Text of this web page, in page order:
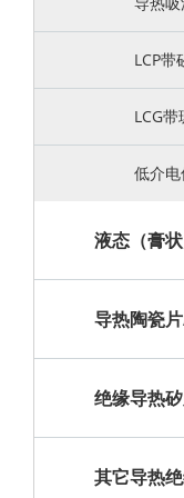
LCP带
LCG
低介
液态（膏
导热陶瓷
绝缘导热
其它导热